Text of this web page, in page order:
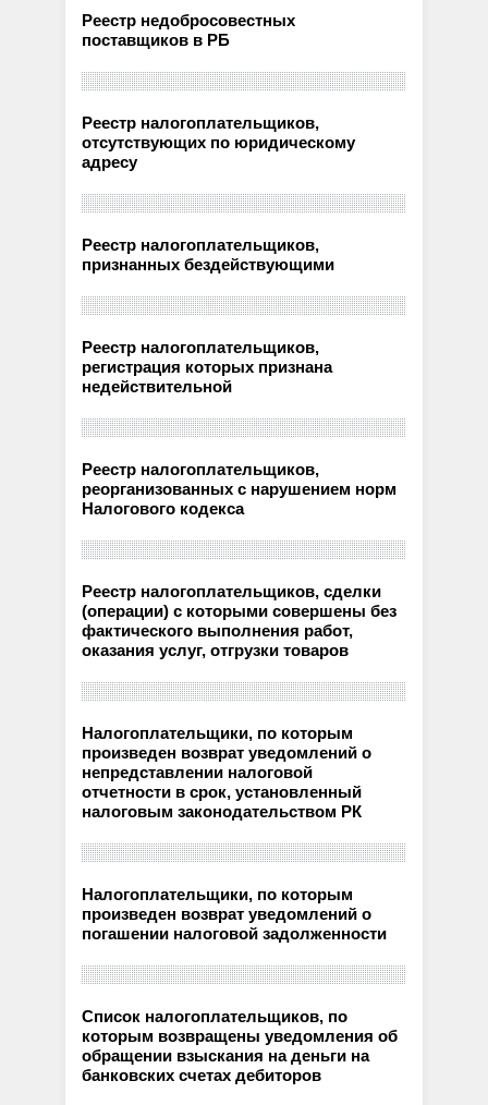
Реестр недобросовестных
поставщиков в РБ
Реестр налогоплательщиков,
отсутствующих по юридическому
адресу
Реестр налогоплательщиков,
признанных бездействующими
Реестр налогоплательщиков,
регистрация которых признана
недействительной
Реестр налогоплательщиков,
реорганизованных с нарушением норм
Налогового кодекса
Реестр налогоплательщиков, сделки
(операции) с которыми совершены без
фактического выполнения работ,
оказания услуг, отгрузки товаров
Налогоплательщики, по которым
произведен возврат уведомлений о
непредставлении налоговой
отчетности в срок, установленный
налоговым законодательством РК
Налогоплательщики, по которым
произведен возврат уведомлений о
погашении налоговой задолженности
Список налогоплательщиков, по
которым возвращены уведомления об
обращении взыскания на деньги на
банковских счетах дебиторов